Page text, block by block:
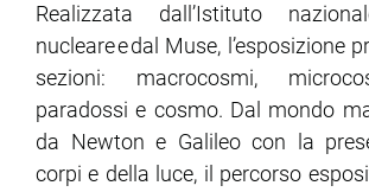
Realizzata dall’Istituto
nucleare e dal Muse, l’esposizione
sezioni: macrocosmi,
paradossi e cosmo. Dal mondo
da Newton e Galileo con la
corpi e della luce, il percorso